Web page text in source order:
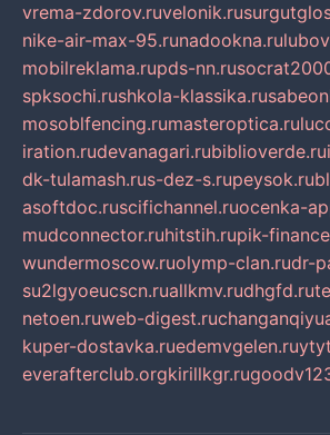
vrema-zdorov.ruvelonik.ru
nike-air-max-95.runadookna.ru
mobilreklama.rupds-nn.ru
spksochi.rushkola-klassika.ru
mosoblfencing.rumasteroptica.ru
iration.rudevanagari.rubiblioverde.ru
dk-tulamash.rus-dez-s.rupeysok.ru
asoftdoc.ruscifichannel.ruocenka-
mudconnector.ruhitstih.rupik-
wundermoscow.ruolymp-clan.rudr-
su2lgyoeucscn.ruallkmv.rudhgfd.ru
netoen.ruweb-digest.ru
kuper-dostavka.ruedemvgelen.ru
everafterclub.orgkirillkgr.ru